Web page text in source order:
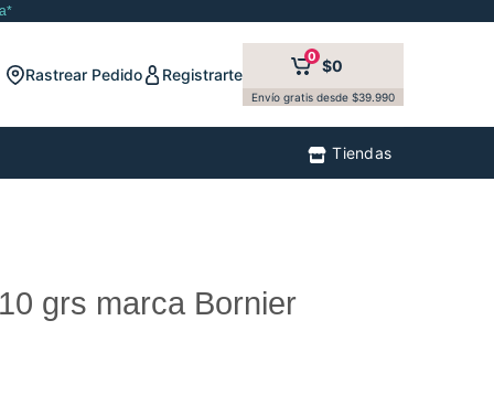
Rastrear Pedido Registrarte
0 $0
Envío gratis desde $39.990
Tiendas
grs marca Bornier